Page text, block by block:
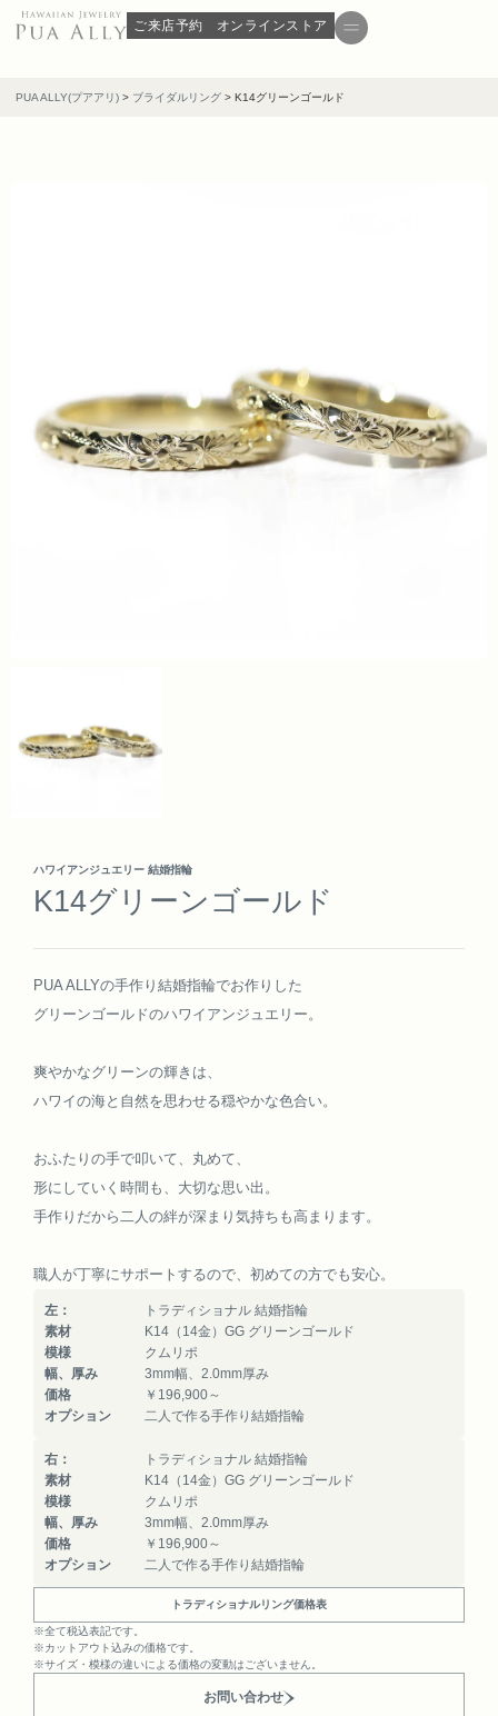
ご来店予約 オンラインストア
PUA ALLY(プアアリ) > ブライダルリング > K14グリーンゴールド
ハワイアンジュエリー 結婚指輪
K14グリーンゴールド
PUA ALLYの手作り結婚指輪でお作りした
グリーンゴールドのハワイアンジュエリー。
爽やかなグリーンの輝きは、
ハワイの海と自然を思わせる穏やかな色合い。
おふたりの手で叩いて、丸めて、
形にしていく時間も、大切な思い出。
手作りだから二人の絆が深まり気持ちも高まります。
職人が丁寧にサポートするので、初めての方でも安心。
左：
トラディショナル 結婚指輪
素材
K14（14金）GG グリーンゴールド
模様
クムリポ
幅、厚み
3mm幅、2.0mm厚み
価格
￥196,900～
オプション
二人で作る手作り結婚指輪
右：
トラディショナル 結婚指輪
素材
K14（14金）GG グリーンゴールド
模様
クムリポ
幅、厚み
3mm幅、2.0mm厚み
価格
￥196,900～
オプション
二人で作る手作り結婚指輪
トラディショナルリング価格表
※全て税込表記です。
※カットアウト込みの価格です。
※サイズ・模様の違いによる価格の変動はございません。
お問い合わせ